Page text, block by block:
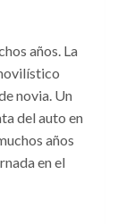
años. La
novia. Un
del auto en
años
en el